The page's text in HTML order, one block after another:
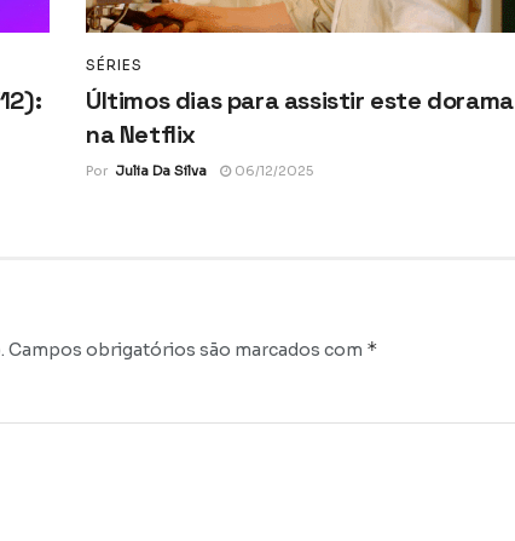
SÉRIES
Últimos dias para assistir este dorama
na Netflix
Por Julia Da Silva 06/12/2025
Campos obrigatórios são marcados com *